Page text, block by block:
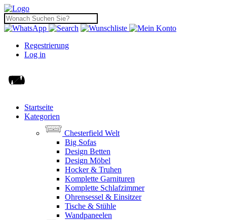
Regestrierung
Log in
Startseite
Kategorien
Chesterfield Welt
Big Sofas
Design Betten
Design Möbel
Hocker & Truhen
Komplette Garnituren
Komplette Schlafzimmer
Ohrensessel & Einsitzer
Tische & Stühle
Wandpaneelen